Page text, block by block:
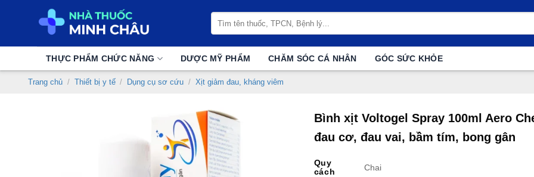
kiếm:
THỰC PHẨM CHỨC NĂNG DƯỢC MỸ PHẨM CHĂM SÓC CÁ NHÂN GÓC SỨC KHỎE
Trang chủ / Thiết bị y tế / Dụng cụ sơ cứu / Xịt giảm đau, kháng viêm
Bình xịt Voltogel Spray 100ml Aero
đau cơ, đau vai, bầm tím, bong gân
Quy
cách
Chai